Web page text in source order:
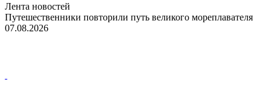
Лента новостей
Путешественники повторили путь великого мореплавателя
07.08.2026